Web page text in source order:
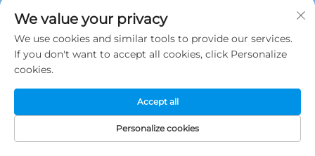
Сиамен
+86 13215929911
Copyright © 2025 by Јамооз (Сјамен) Технологија Цо., Лтд.
Политике приватности
We value your privacy
We use cookies and similar tools to provide our services.
If you don't want to accept all cookies, click Personalize
cookies.
Personalize cookies
Accept all